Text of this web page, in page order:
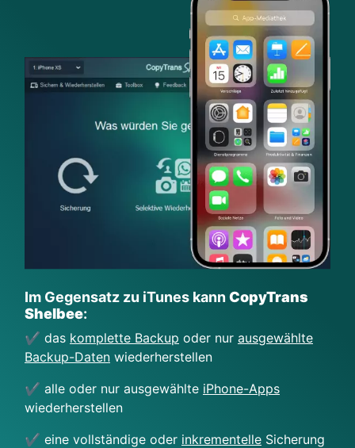
Im Gegensatz zu iTunes kannCopyTrans
Shelbee:
✔️ das komplette Backup oder nur ausgewählte
Backup-Daten wiederherstellen
✔️ alle oder nur ausgewählte iPhone-Apps
wiederherstellen
✔️ eine vollständige oder inkrementelle Sicherung